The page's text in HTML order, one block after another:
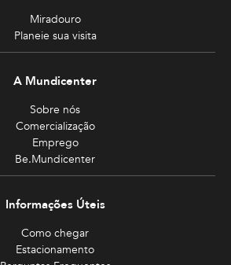
Miradouro
Planeie sua visita
A Mundicenter
Sobre nós
Comercialização
Emprego
Be.Mundicenter
Informações Úteis
Como chegar
Estacionamento